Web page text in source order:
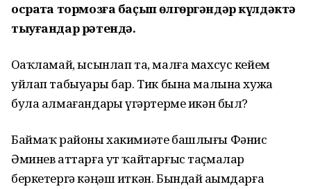
осраҡта тормозға баҫып өлгөргәндәр күлдәктә
тыуғандар рәтендә.
Оҙаҡламай, ысынлап та, малға махсус кейем
уйлап табыуҙары бар. Тик бына малына хужа
була алмағандарҙы үҙгәртерме икән был?
Баймаҡ районы хакимиәте башлығы Фәнис
Әминев аттарға ут ҡайтарғыс таҫмалар
беркетергә кәңәш иткән. Бындай аҙымдарға